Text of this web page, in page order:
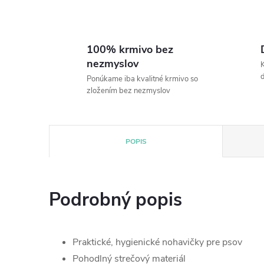
100% krmivo bez
nezmyslov
Ponúkame iba kvalitné krmivo so
zložením bez nezmyslov
POPIS
Podrobný popis
Praktické, hygienické nohavičky pre psov
Pohodlný strečový materiál